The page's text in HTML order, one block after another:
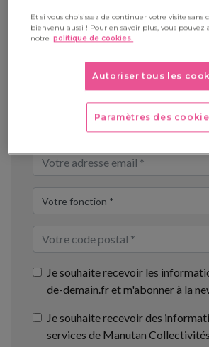
Téléchargement
Je souhaite recevoir les
de-demain.fr et m'abonner à la
Je souhaite recevoir des
services de Manutan Collectivités
Et si vous choisissez de continuer votre visite sans
bienvenu aussi ! Pour en savoir plus, vous pouvez
notre politique de cookies.
Autoriser tous les
Paramètres des